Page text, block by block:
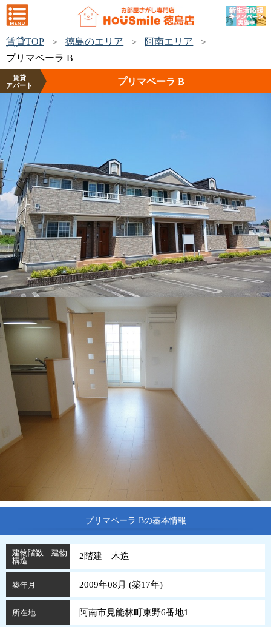
賃貸TOP 徳島のエリア
阿南エリア
プリマベーラ B
賃貸
アパート
プリマベーラ B
プリマベーラ Bの基本情報
建物階数 建物
構造
2階建 木造
築年月 2009年08月 (築17年)
所在地 阿南市見能林町東野6番地1